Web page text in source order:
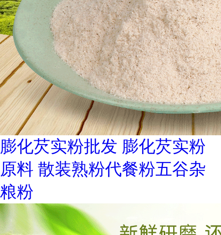
膨化芡实粉批发 膨化芡实粉
原料 散装熟粉代餐粉五谷杂
粮粉